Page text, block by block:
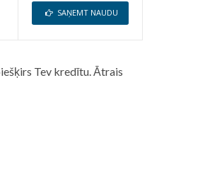
SAŅEMT NAUDU
Tev kredītu. Ātrais